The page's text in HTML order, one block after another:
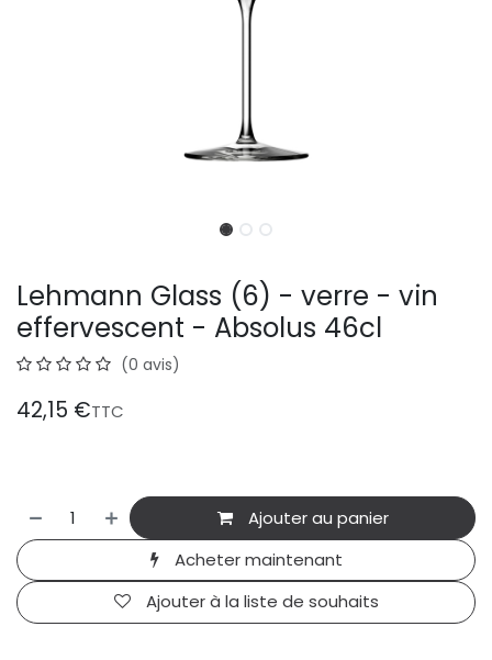
Lehmann Glass (6) - verre - vin
effervescent - Absolus 46cl
(0 avis)
42,15 €TTC
Ajouter au panier
Acheter maintenant
Ajouter à la liste de souhaits